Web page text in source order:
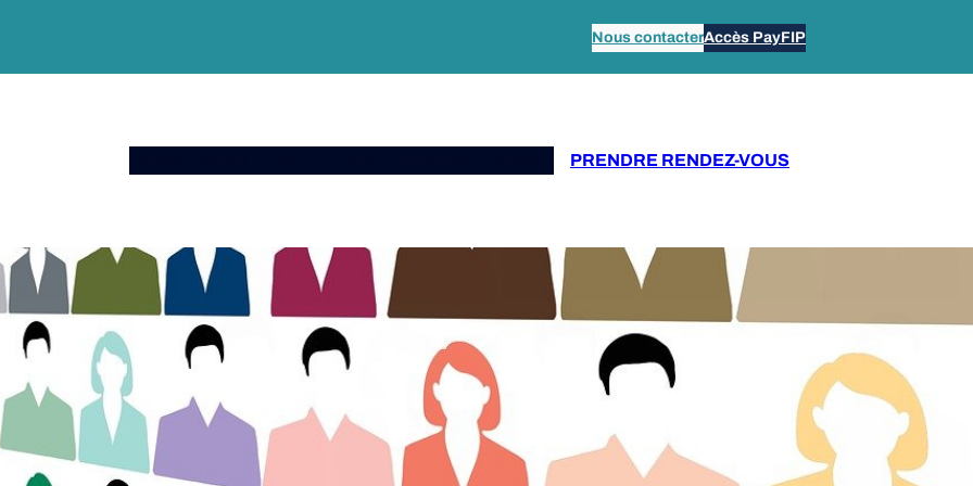
Nous contacterAccès PayFIP
PRENDRE RENDEZ-VOUS